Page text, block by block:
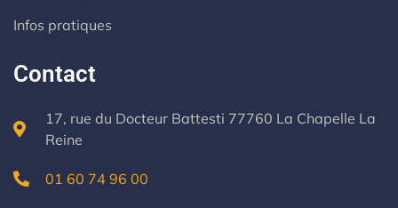
Infos pratiques
Contact
17, rue du Docteur Battesti 77760 La Chapelle La
Reine
01 60 74 96 00